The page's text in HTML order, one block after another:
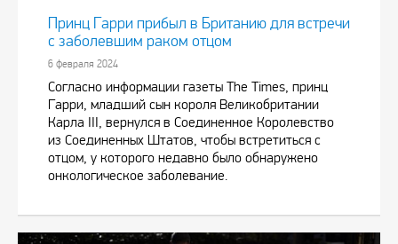
Принц Гарри прибыл в Британию для встречи
с заболевшим раком отцом
6 февраля 2024
Согласно информации газеты The Times, принц
Гарри, младший сын короля Великобритании
Карла III, вернулся в Соединенное Королевство
из Соединенных Штатов, чтобы встретиться с
отцом, у которого недавно было обнаружено
онкологическое заболевание.